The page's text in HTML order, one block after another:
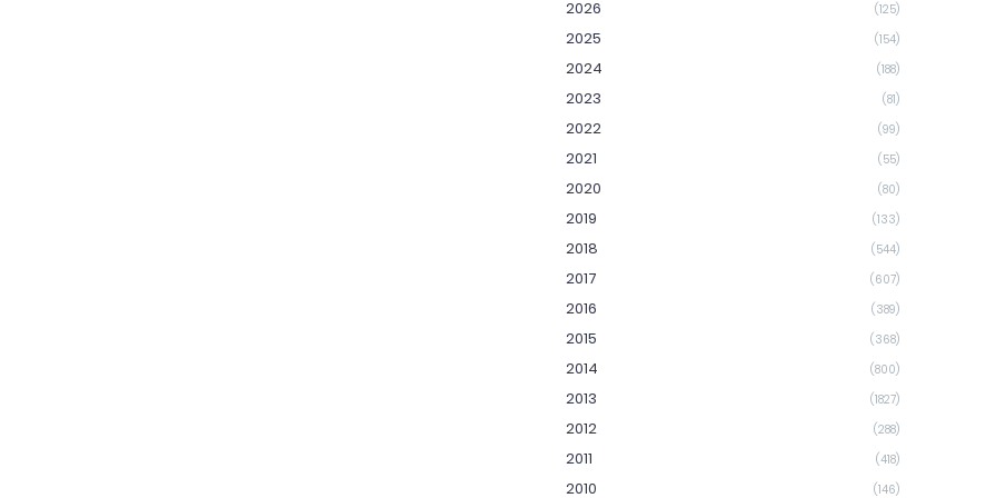
2026 (125)
2025 (154)
2024 (188)
2023 (81)
2022 (99)
2021 (55)
2020 (80)
2019 (133)
2018 (544)
2017 (607)
2016 (389)
2015 (368)
2014 (800)
2013 (1827)
2012 (288)
2011 (418)
2010 (146)